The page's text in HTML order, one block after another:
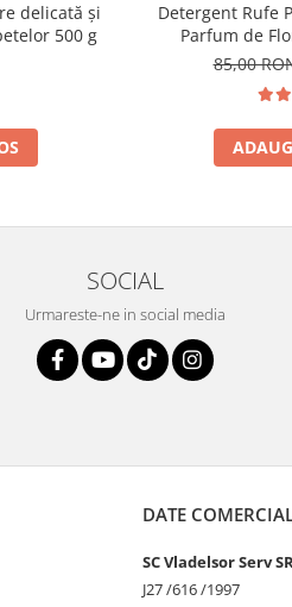
delicată și
500 g
Detergent Rufe
Parfum de
85,00
SOCIAL
Urmareste-ne in social media
DATE
SC Vladelsor Serv
J27 /616 /1997